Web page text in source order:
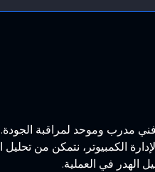
مدرب وموحد لمراقبة الجودة.
الكمبيوتر، نتمكن من
الهدر في العملية.